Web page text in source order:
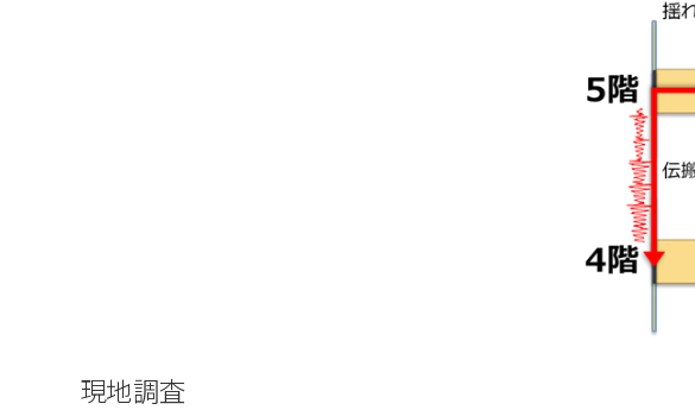
現地調査